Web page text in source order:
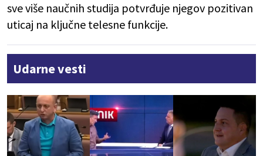
sve više naučnih studija potvrđuje njegov pozitivan
uticaj na ključne telesne funkcije.
Udarne vesti